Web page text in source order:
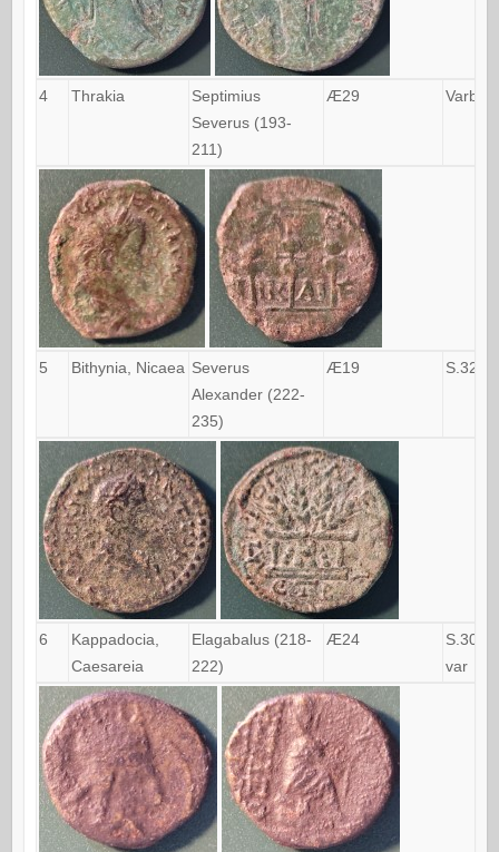
4 Thrakia
Septimius
Severus (193-
211)
Æ29
5 Bithynia, Nicaea Severus
Alexander (222-
235)
Æ19 S.3287
6
Kappadocia,
Caesareia
Elagabalus (218-
222)
Æ24
S.3093
var